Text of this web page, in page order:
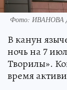
Фото: ИВАНОВА
В канун
ночь на 7
Творилы».
время